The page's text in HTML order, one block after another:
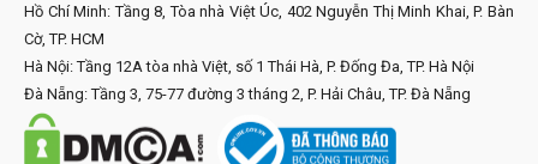
Hồ Chí Minh: Tầng 8, Tòa nhà Việt Úc, 402 Nguyễn Thị Minh Khai, P. Bàn
Cờ, TP. HCM
Hà Nội: Tầng 12A tòa nhà Việt, số 1 Thái Hà, P. Đống Đa, TP. Hà Nội
Đà Nẵng: Tầng 3, 75-77 đường 3 tháng 2, P. Hải Châu, TP. Đà Nẵng